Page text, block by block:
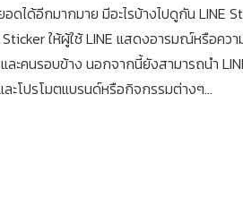
ได้อีกมากมาย มีอะไรบ้างไปดูกัน LINE
ให้ผู้ใช้ LINE แสดงอารมณ์หรือคว
ะคนรอบข้าง นอกจากนี้ยังสามารถนำ
ะโปรโมตแบรนด์หรือกิจกรรมต่างๆ...